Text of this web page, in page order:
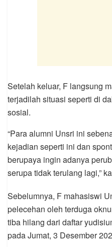
Setelah keluar, F langsung
terjadilah situasi seperti di
sosial.
“Para alumni Unsri ini
kejadian seperti ini dan
berupaya ingin adanya
serupa tidak terulang lagi,”
Sebelumnya, F mahasiswi
pelecehan oleh terduga
tiba hilang dari daftar
pada Jumat, 3 Desember